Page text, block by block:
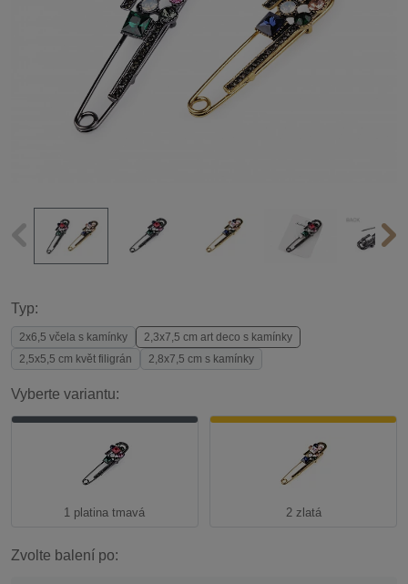
Typ:
2x6,5 včela s kamínky
2,3x7,5 cm art deco s kamínky
2,5x5,5 cm květ filigrán
2,8x7,5 cm s kamínky
Vyberte variantu:
1 platina tmavá 2 zlatá
Zvolte balení po: